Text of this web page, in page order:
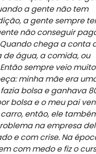
a gente não tem
a gente sempre
não conseguir
chega a conta
de água, a comida, ou
sempre veio
minha mãe era
bolsa e ganhava
bolsa e o meu pai
então, ele
na empresa
e com crise. Na
com medo e fiz o